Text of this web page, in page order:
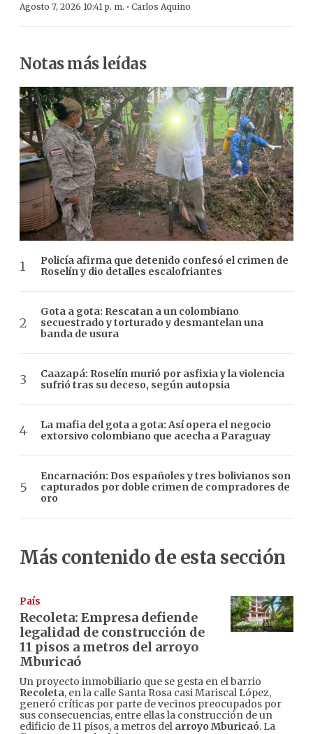
Agosto 7, 2026 10:41 p. m. · Carlos Aquino
Notas más leídas
Policía afirma que detenido confesó el crimen de
Roselín y dio detalles escalofriantes
Gota a gota: Rescatan a un colombiano
secuestrado y torturado y desmantelan una
banda de usura
Caazapá: Roselín murió por asfixia y la violencia
sufrió tras su deceso, según autopsia
La mafia del gota a gota: Así opera el negocio
extorsivo colombiano que acecha a Paraguay
Encarnación: Dos españoles y tres bolivianos son
capturados por doble crimen de compradores de
oro
Más contenido de esta sección
País
Recoleta: Empresa defiende
legalidad de construcción de
11 pisos a metros del arroyo
Mburicaó
Un proyecto inmobiliario que se gesta en el barrio
Recoleta, en la calle Santa Rosa casi Mariscal López,
generó críticas por parte de vecinos preocupados por
sus consecuencias, entre ellas la construcción de un
edificio de 11 pisos, a metros del arroyo Mburicaó. La